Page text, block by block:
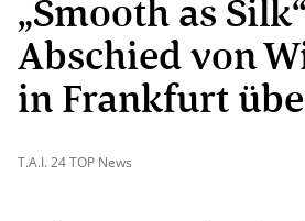
„Smooth as
Abschied von
in Frankfurt
T.A.I. 24 TOP News